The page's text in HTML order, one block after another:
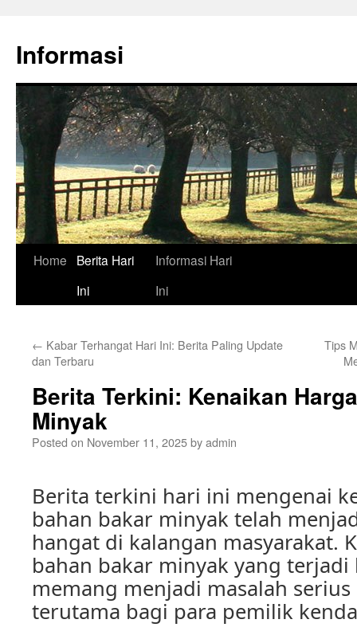
content
Informasi
Home
Berita Hari
Ini
Informasi Hari
Ini
← Kabar Terhangat Hari Ini: Berita Paling Update
dan Terbaru
Tips
Berita Terkini: Kenaikan
Minyak
Posted on November 11, 2025byadmin
Berita terkini hari ini mengenai
bahan bakar minyak telah
hangat di kalangan masyarakat.
bahan bakar minyak yang
memang menjadi masalah
terutama bagi para pemilik